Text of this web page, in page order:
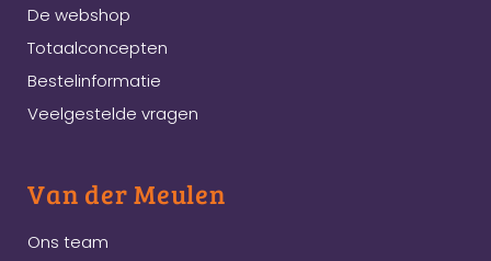
De webshop
Totaalconcepten
Bestelinformatie
Veelgestelde vragen
Van der Meulen
Ons team